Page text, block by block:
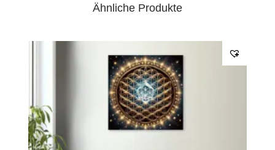
Dunkelbraun.
zertifiziertem oder lokal bezogenem
Pappel- oder Kiefernholz.
Hochwertiger Druck:Lebendige,
langlebige Farben für atemberaubende
Bilder.
Verpackung:
Versand in
Schutzverpackung für eine sichere
Ähnliche Produkte